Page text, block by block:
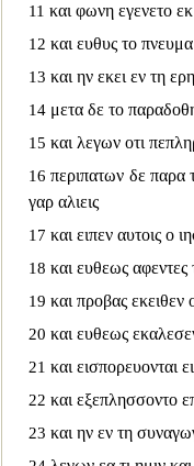
11 και φωνη εγενετο
12 και ευθυς το
13 και ην εκει εν τη
14 μετα δε το
15 και λεγων οτι
16περιπατων δε παρα
γαρ αλιεις
17 και ειπεν αυτοις ο
18 και ευθεως
19 και προβας εκειθεν
20 και ευθεως
21 και εισπορευονται
22 και εξεπλησσοντο
23 και ην εν τη